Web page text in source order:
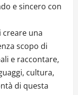
e sincero con
creare una
scopo di
e raccontare,
cultura,
di questa